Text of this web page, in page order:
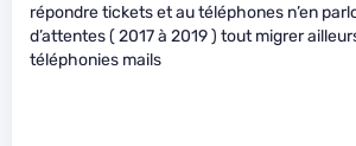
répondre tickets et au téléphones n’en
d’attentes ( 2017 à 2019 ) tout migrer
téléphonies mails